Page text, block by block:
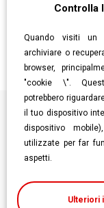
Aggiungi al
Informazioni
Follow us
Controlla
Quando visiti un
archiviare o
browser,
"cookie \".
potrebbero
il tuo dispositivo
dispositivo
utilizzate per far
aspetti.
Ulteriori